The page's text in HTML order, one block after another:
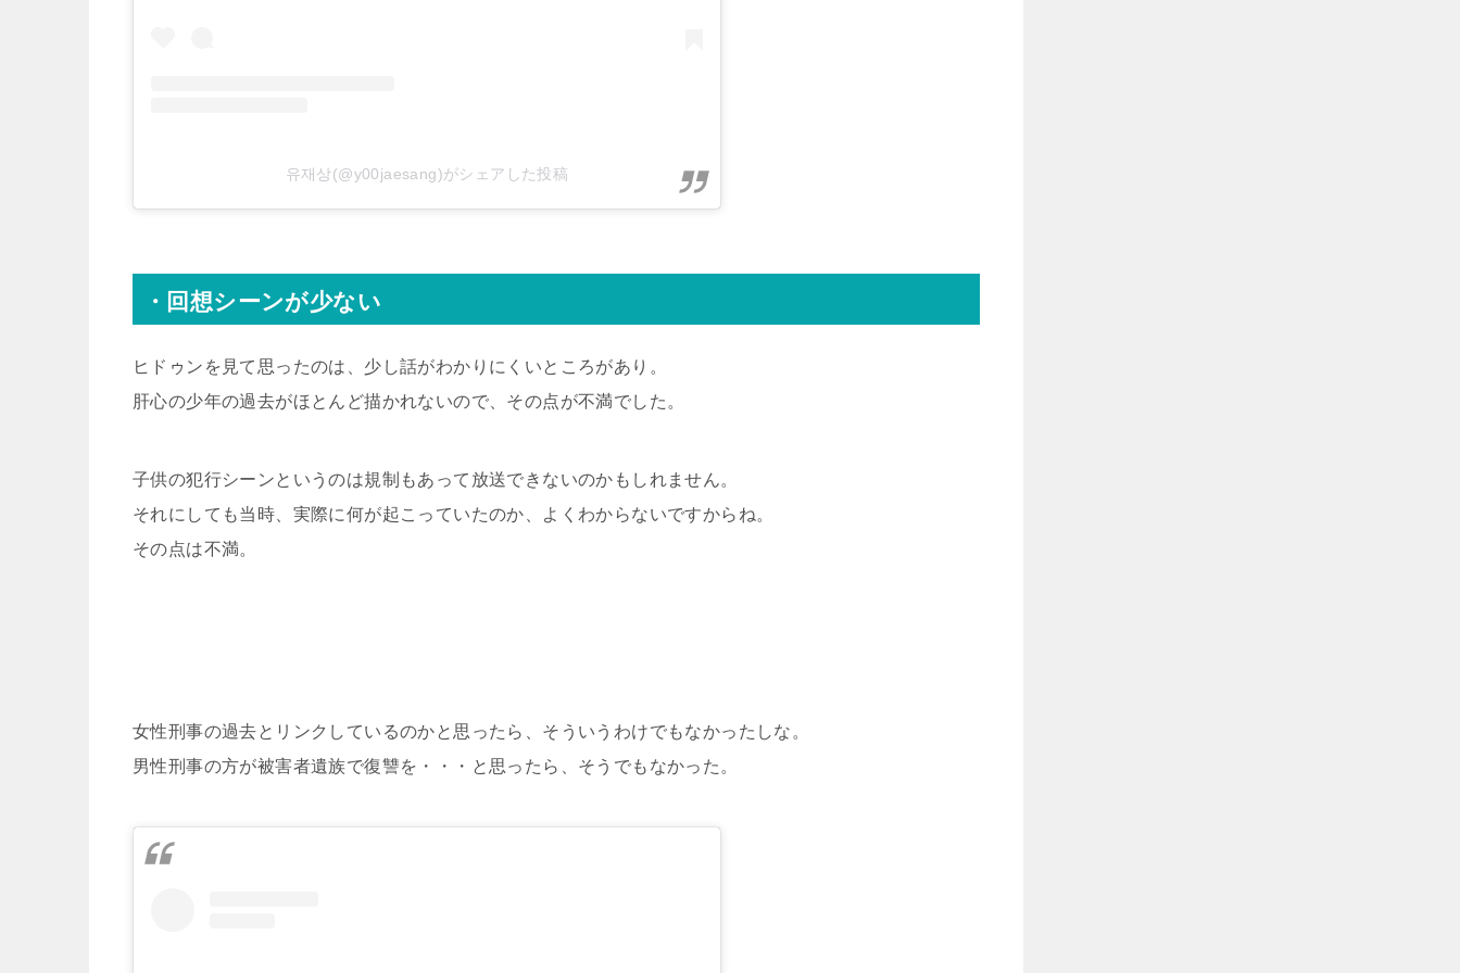
유재상(@y00jaesang)がシェアした投稿
・回想シーンが少ない
ヒドゥンを見て思ったのは、少し話がわかりにくいところがあり。
肝心の少年の過去がほとんど描かれないので、その点が不満でした。
子供の犯行シーンというのは規制もあって放送できないのかもしれません。
それにしても当時、実際に何が起こっていたのか、よくわからないですからね。
その点は不満。
女性刑事の過去とリンクしているのかと思ったら、そういうわけでもなかったしな。
男性刑事の方が被害者遺族で復讐を・・・と思ったら、そうでもなかった。